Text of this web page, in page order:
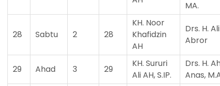
MA.
28 Sabtu 2 28
KH. Noor
Khafidzin
AH
Drs. H.
Abror
29 Ahad 3 29
KH. Sururi
Ali AH, S.IP.
Drs. H.
Anas,